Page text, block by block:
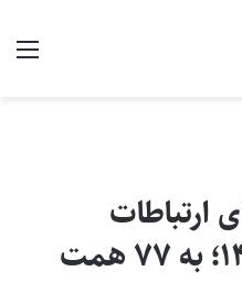
ارتباطات
بازاریابی در سال ۱۴۰۴؛ به ۷۷ همت